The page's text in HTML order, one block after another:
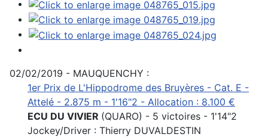
02/02/2019 - MAUQUENCHY :
1er Prix de L'Hippodrome des Bruyères - Cat. E -
Attelé - 2.875 m - 1'16"2 - Allocation : 8.100 €
ECU DU VIVIER (QUARO) - 5 victoires - 1'14"2
Jockey/Driver : Thierry DUVALDESTIN